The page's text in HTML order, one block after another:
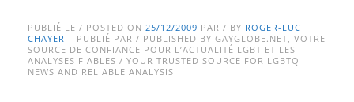
Main menu
to
content
PUBLIÉ LE / POSTED ON25/12/2009 PAR / BY ROGER-LUC
CHAYER – PUBLIÉ PAR / PUBLISHED BY GAYGLOBE.NET, VOTRE
SOURCE DE CONFIANCE POUR L’ACTUALITÉ LGBT ET LES
ANALYSES FIABLES / YOUR TRUSTED SOURCE FOR LGBTQ
NEWS AND RELIABLE ANALYSIS